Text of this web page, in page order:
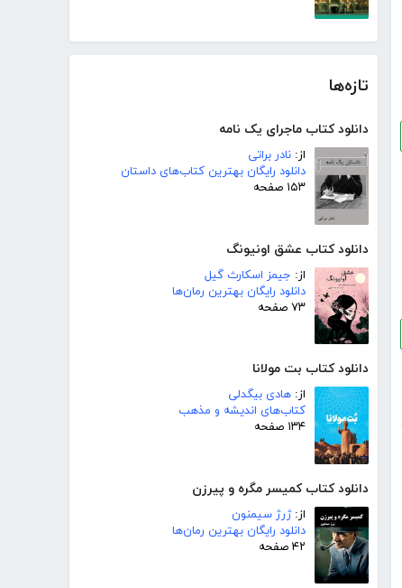
تازه‌ها
دانلود کتاب ماجرای یک نامه
از: نادر براتی
دانلود رایگان بهترین کتاب‌های داستان
۱۵۳ صفحه
دانلود کتاب عشق اونیونگ
از: جیمز اسکارث گیل
دانلود رایگان بهترین رمان‌ها
۷۳ صفحه
دانلود کتاب بت مولانا
از: هادی بیگدلی
کتاب‌های اندیشه و مذهب
۱۳۴ صفحه
دانلود کتاب کمیسر مگره و پیرزن
از:ژرژ سیمنون
دانلود رایگان بهترین رمان‌ها
۴۲ صفحه